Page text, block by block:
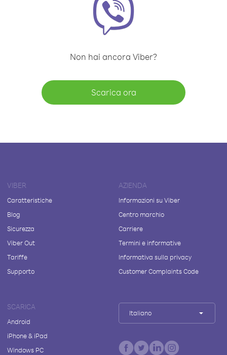
Non hai ancora Viber?
Scarica ora
VIBER
Caratteristiche
Blog
Sicurezza
Viber Out
Tariffe
Supporto
AZIENDA
Informazioni su Viber
Centro marchio
Carriere
Termini e informative
Informativa sulla privacy
Customer Complaints Code
SCARICA
Android
iPhone & iPad
Windows PC
Italiano